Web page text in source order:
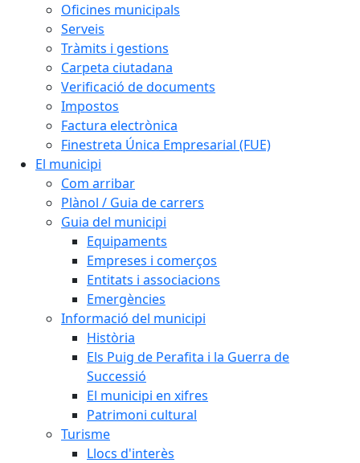
Oficines municipals
Serveis
Tràmits i gestions
Carpeta ciutadana
Verificació de documents
Impostos
Factura electrònica
Finestreta Única Empresarial (FUE)
El municipi
Com arribar
Plànol / Guia de carrers
Guia del municipi
Equipaments
Empreses i comerços
Entitats i associacions
Emergències
Informació del municipi
Història
Els Puig de Perafita i la Guerra de
Successió
El municipi en xifres
Patrimoni cultural
Turisme
Llocs d'interès